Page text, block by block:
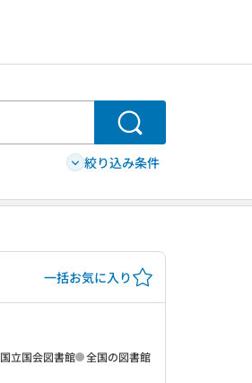
検索
絞り込み条件
一括お気に入り
国立国会図書館 全国の図書館